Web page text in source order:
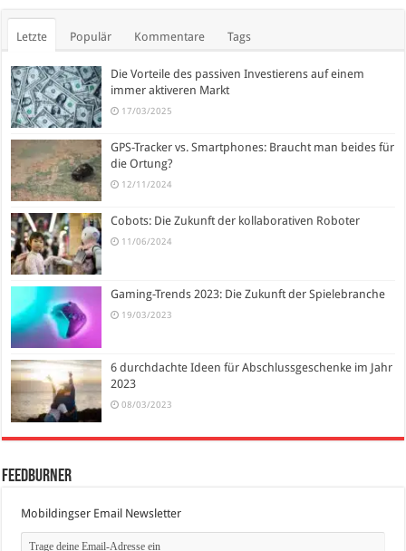
Letzte Populär Kommentare Tags
Die Vorteile des passiven Investierens auf einem
immer aktiveren Markt
17/03/2025
GPS-Tracker vs. Smartphones: Braucht man beides für
die Ortung?
12/11/2024
Cobots: Die Zukunft der kollaborativen Roboter
11/06/2024
Gaming-Trends 2023: Die Zukunft der Spielebranche
19/03/2023
6 durchdachte Ideen für Abschlussgeschenke im Jahr
2023
08/03/2023
FeedBurner
Mobildingser Email Newsletter